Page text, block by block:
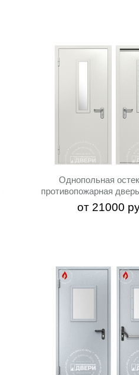
Однопольная
противопожарная
от 21000